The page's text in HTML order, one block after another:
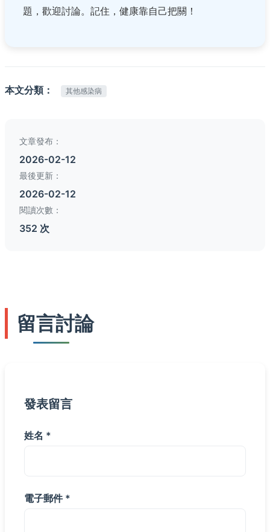
題，歡迎討論。記住，健康靠自己把關！
本文分類： 其他感染病
文章發布：
2026-02-12
最後更新：
2026-02-12
閱讀次數：
352 次
留言討論
發表留言
姓名 *
電子郵件 *